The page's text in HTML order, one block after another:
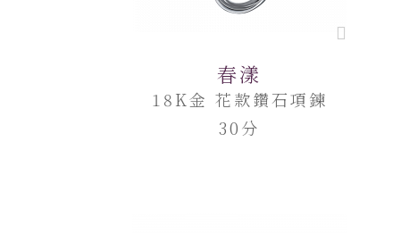
春漾
18K金 花款鑽石項鍊
30分